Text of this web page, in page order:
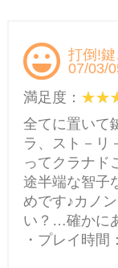
打倒!
07/03/
満足度：
全てに置いて
ラ、スト－リ
ってクラナド
途半端な智子
めです♪カノ
い？…確かに
・プレイ時間